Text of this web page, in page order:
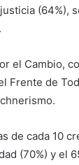
(64%),
el Cambio,
Frente de
de cada 10
(70%) y el